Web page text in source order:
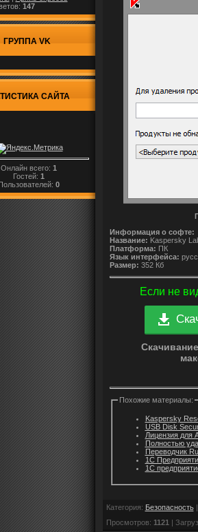
147
ГРУППА VK
САЙТА
Онлайн всего: 1
Гостей: 1
0
Информация о софте:
Название: Kaspersky
Платформа: ПК
Язык интерфейса:
Размер: 352 Кб
Если не
Похожие материалы:
Kaspersky
USB Disk
Лицензия для
Полностью
Переводчик
1С
1С
Категория: Безопасность|
Просмотров: 1121 |